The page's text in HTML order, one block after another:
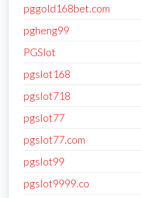
pggold168bet.com
pgheng99
PGSlot
pgslot168
pgslot718
pgslot77
pgslot77.com
pgslot99
pgslot9999.co